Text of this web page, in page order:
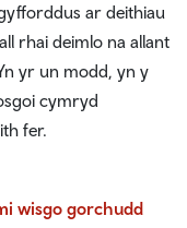
ar deithiau
rhai deimlo na allant
yr un modd, yn y
cymryd
fer.
wisgo gorchudd